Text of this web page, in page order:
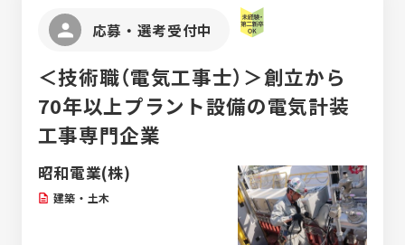
応募・選考受付中
＜技術職（電気工事士）＞創立から
70年以上プラント設備の電気計装
工事専門企業
昭和電業(株)
建築・土木